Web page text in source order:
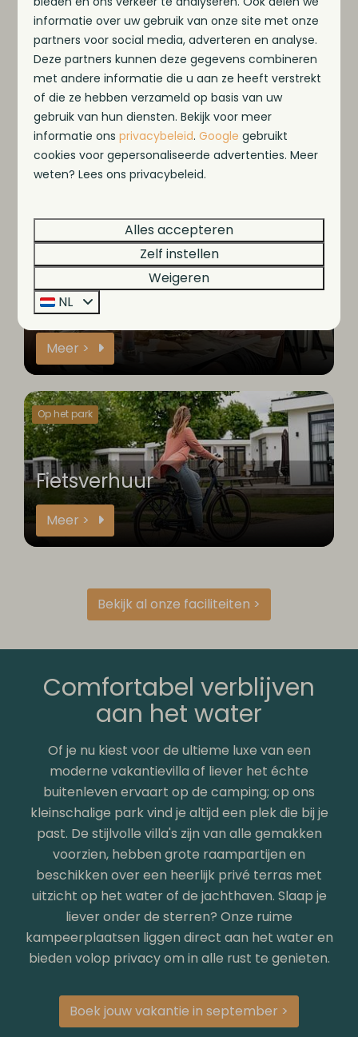
Op het park
Recreatieplas met strand
Meer >
Op het park
Brasserie de Gouden Klomp
Meer >
Op het park
Fietsverhuur
Meer >
Bekijk al onze faciliteiten >
Comfortabel verblijven
aan het water
Of je nu kiest voor de ultieme luxe van een
moderne vakantievilla of liever het échte
buitenleven ervaart op de camping; op ons
kleinschalige park vind je altijd een plek die bij je
past. De stijlvolle villa's zijn van alle gemakken
voorzien, hebben grote raampartijen en
beschikken over een heerlijk privé terras met
uitzicht op het water of de jachthaven. Slaap je
liever onder de sterren? Onze ruime
kampeerplaatsen liggen direct aan het water en
bieden volop privacy om in alle rust te genieten.
Boek jouw vakantie in september >
informatie over uw gebruik van onze site met onze
partners voor social media, adverteren en analyse.
Deze partners kunnen deze gegevens combineren
met andere informatie die u aan ze heeft verstrekt
of die ze hebben verzameld op basis van uw
gebruik van hun diensten. Bekijk voor meer
informatie onsprivacybeleid.Google gebruikt
cookies voor gepersonaliseerde advertenties. Meer
weten? Lees ons privacybeleid.
Alles accepteren
Zelf instellen
Weigeren
NL